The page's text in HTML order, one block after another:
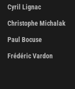
Cyril Lignac
Christophe Michalak
Paul Bocuse
Frédéric Vardon